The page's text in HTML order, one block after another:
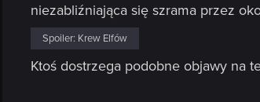
niezabliźniająca się szrama przez
Spoiler: Krew Elfów
Ktoś dostrzega podobne objawy na